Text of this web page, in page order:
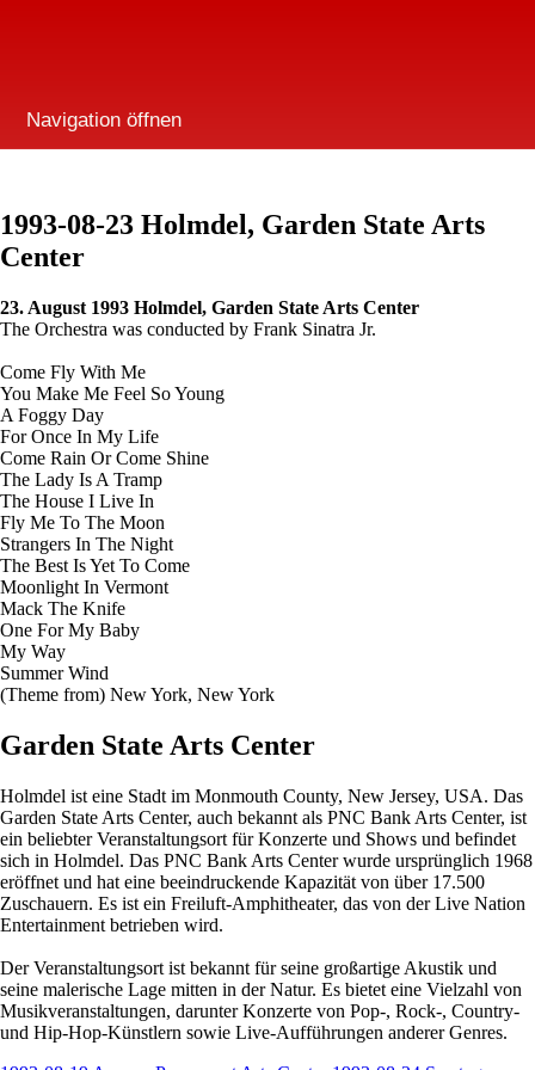
Navigation öffnen
1993-08-23 Holmdel, Garden State Arts
Center
23. August 1993 Holmdel, Garden State Arts Center
The Orchestra was conducted by Frank Sinatra Jr.
Come Fly With Me
You Make Me Feel So Young
A Foggy Day
For Once In My Life
Come Rain Or Come Shine
The Lady Is A Tramp
The House I Live In
Fly Me To The Moon
Strangers In The Night
The Best Is Yet To Come
Moonlight In Vermont
Mack The Knife
One For My Baby
My Way
Summer Wind
(Theme from) New York, New York
Garden State Arts Center
Holmdel ist eine Stadt im Monmouth County, New Jersey, USA. Das
Garden State Arts Center, auch bekannt als PNC Bank Arts Center, ist
ein beliebter Veranstaltungsort für Konzerte und Shows und befindet
sich in Holmdel. Das PNC Bank Arts Center wurde ursprünglich 1968
eröffnet und hat eine beeindruckende Kapazität von über 17.500
Zuschauern. Es ist ein Freiluft-Amphitheater, das von der Live Nation
Entertainment betrieben wird.
Der Veranstaltungsort ist bekannt für seine großartige Akustik und
seine malerische Lage mitten in der Natur. Es bietet eine Vielzahl von
Musikveranstaltungen, darunter Konzerte von Pop-, Rock-, Country-
und Hip-Hop-Künstlern sowie Live-Aufführungen anderer Genres.